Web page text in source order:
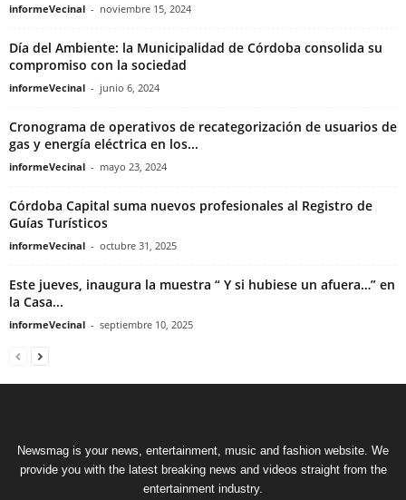
informeVecinal - noviembre 15, 2024
Día del Ambiente: la Municipalidad de Córdoba consolida su
compromiso con la sociedad
informeVecinal - junio 6, 2024
Cronograma de operativos de recategorización de usuarios de
gas y energía eléctrica en los...
informeVecinal - mayo 23, 2024
Córdoba Capital suma nuevos profesionales al Registro de
Guías Turísticos
informeVecinal - octubre 31, 2025
Este jueves, inaugura la muestra “ Y si hubiese un afuera…” en
la Casa...
informeVecinal - septiembre 10, 2025
Newsmag is your news, entertainment, music and fashion website. We
provide you with the latest breaking news and videos straight from the
entertainment industry.